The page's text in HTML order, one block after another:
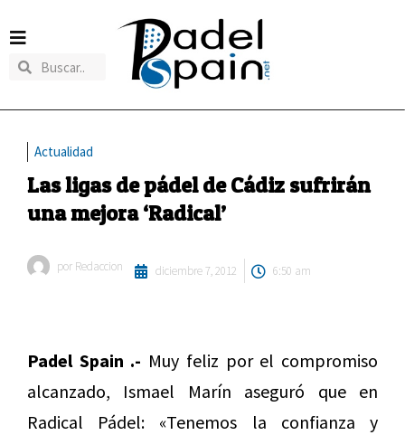
Actualidad
Las ligas de pádel de Cádiz sufrirán
una mejora ‘Radical’
por Redaccion diciembre 7, 2012 6:50 am
Padel Spain .- Muy feliz por el compromiso
alcanzado, Ismael Marín aseguró que en
Radical Pádel: «Tenemos la confianza y